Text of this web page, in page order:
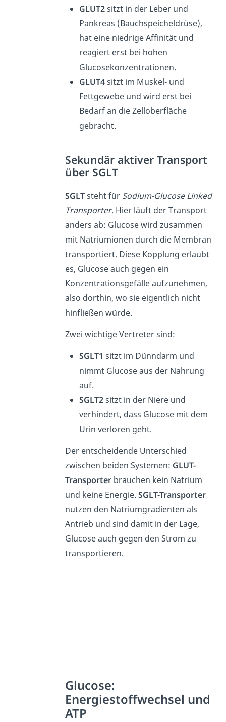
GLUT2sitzt in der Leber und
Pankreas (Bauchspeicheldrüse),
hat eine niedrige Affinität und
reagiert erst bei hohen
Glucosekonzentrationen.
GLUT4sitzt im Muskel- und
Fettgewebe und wird erst bei
Bedarf an die Zelloberfläche
gebracht.
Sekundär aktiver Transport
über SGLT
SGLTsteht für Sodium-Glucose Linked
Transporter. Hier läuft der Transport
anders ab: Glucose wird zusammen
mit Natriumionen durch die Membran
transportiert. Diese Kopplung erlaubt
es, Glucose auch gegen ein
Konzentrationsgefälle aufzunehmen,
also dorthin, wo sie eigentlich nicht
hinfließen würde.
Zwei wichtige Vertreter sind:
SGLT1 sitzt im Dünndarm und
nimmt Glucose aus der Nahrung
auf.
SGLT2sitzt in der Niere und
verhindert, dass Glucose mit dem
Urin verloren geht.
Der entscheidende Unterschied
zwischen beiden Systemen: GLUT-
Transporterbrauchen kein Natrium
und keine Energie. SGLT-Transporter
nutzen den Natriumgradienten als
Antrieb und sind damit in der Lage,
Glucose auch gegen den Strom zu
transportieren.
Glucose:
Energiestoffwechsel und
ATP